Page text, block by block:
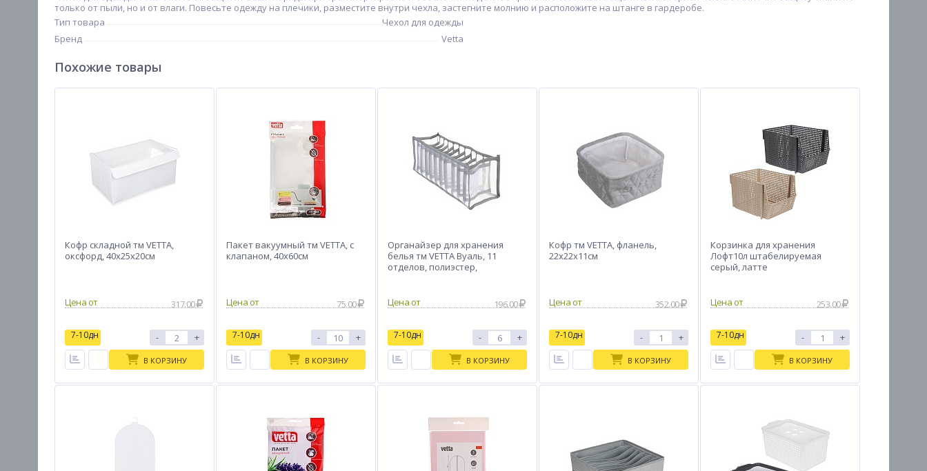
только от пыли, но и от влаги. Повесьте одежду на плечики, разместите внутри чехла, застегните молнию и расположите на штанге в гардеробе.
Тип товара
Чехол для одежды
Бренд
Vetta
Похожие товары
Кофр складной тм VETTA,
оксфорд, 40х25х20см
Цена от 317.00
7-10дн - +
В КОРЗИНУ
Пакет вакуумный тм VETTA, с
клапаном, 40x60см
Цена от 75.00
7-10дн - +
В КОРЗИНУ
Органайзер для хранения
белья тм VETTA Вуаль, 11
отделов, полиэстер,
Цена от
196.00
7-10дн - +
В КОРЗИНУ
Кофр тм VETTA, фланель,
22х22х11см
Цена от 352.00
7-10дн - +
В КОРЗИНУ
Корзинка для хранения
Лофт10л штабелируемая
серый, латте
Цена от 253.00
7-10дн - +
В КОРЗИНУ